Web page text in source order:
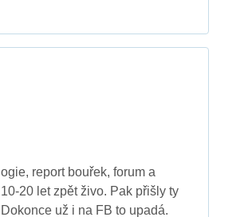
report bouřek, forum a
20 let zpět živo. Pak přišly ty
už i na FB to upadá.